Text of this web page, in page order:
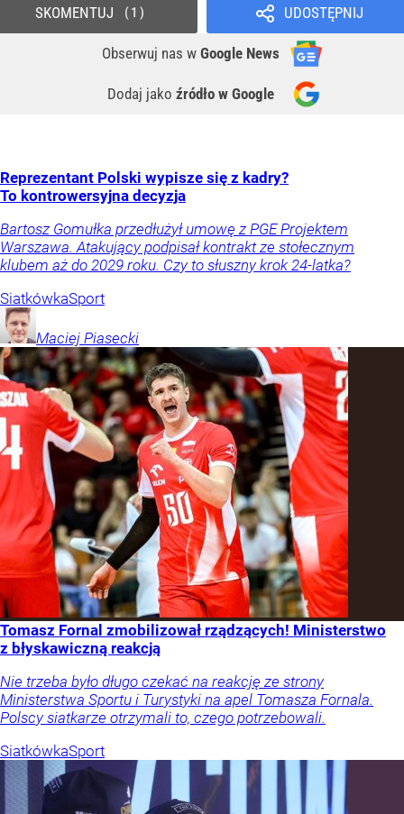
UDOSTĘPNIJ
Obserwuj nas w Google News
Dodaj jako źródło w Google
SKOMENTUJ 1
Reprezentant Polski wypisze się z kadry?
To kontrowersyjna decyzja
Bartosz Gomułka przedłużył umowę z PGE Projektem
Warszawa. Atakujący podpisał kontrakt ze stołecznym
klubem aż do 2029 roku. Czy to słuszny krok 24-latka?
SiatkówkaSport
Maciej Piasecki
Tomasz Fornal zmobilizował rządzących! Ministerstwo
z błyskawiczną reakcją
Nie trzeba było długo czekać na reakcję ze strony
Ministerstwa Sportu i Turystyki na apel Tomasza Fornala.
Polscy siatkarze otrzymali to, czego potrzebowali.
SiatkówkaSport